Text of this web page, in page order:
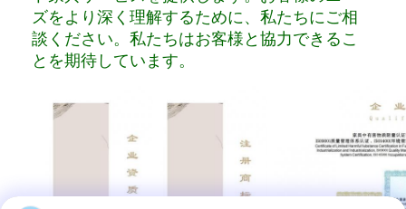
ズをより深く理解するために、私たちにご相
談ください。私たちはお客様と協力できるこ
とを期待しています。